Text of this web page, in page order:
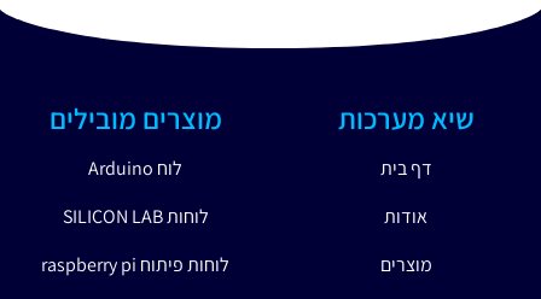
שיא מערכות
דף בית
אודות
מוצרים
מוצרים מובילים
לוח Arduino
לוחות SILICON LAB
לוחות פיתוח raspberry pi